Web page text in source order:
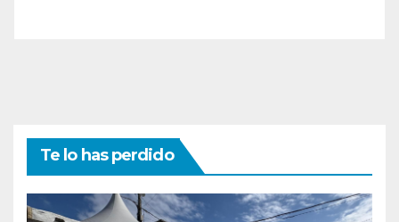
Te lo has perdido